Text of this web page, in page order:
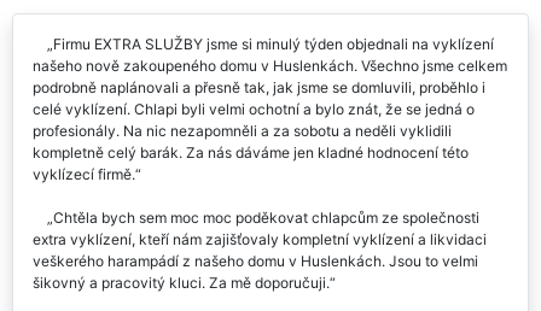
Firmu EXTRA SLUŽBY jsme si minulý týden objednali na vyklízení
našeho nově zakoupeného domu v Huslenkách. Všechno jsme celkem
podrobně naplánovali a přesně tak, jak jsme se domluvili, proběhlo i
celé vyklízení. Chlapi byli velmi ochotní a bylo znát, že se jedná o
profesionály. Na nic nezapomněli a za sobotu a neděli vyklidili
kompletně celý barák. Za nás dáváme jen kladné hodnocení této
vyklízecí firmě.
Chtěla bych sem moc moc poděkovat chlapcům ze společnosti
extra vyklízení, kteří nám zajišťovaly kompletní vyklízení a likvidaci
veškerého harampádí z našeho domu v Huslenkách. Jsou to velmi
šikovný a pracovitý kluci. Za mě doporučuji.